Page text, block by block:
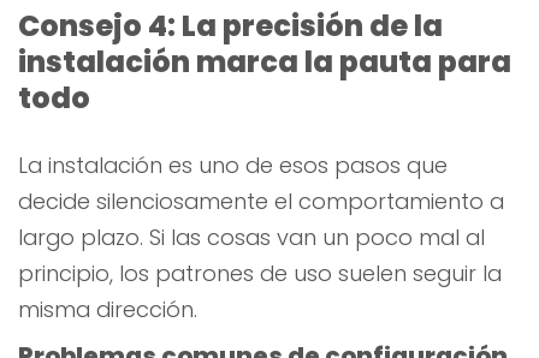
Consejo 4: La precisión de la
instalación marca la pauta para
todo
La instalación es uno de esos pasos que
decide silenciosamente el comportamiento a
largo plazo. Si las cosas van un poco mal al
principio, los patrones de uso suelen seguir la
misma dirección.